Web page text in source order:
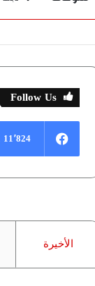
Follow Us
11٬824
الأخيرة